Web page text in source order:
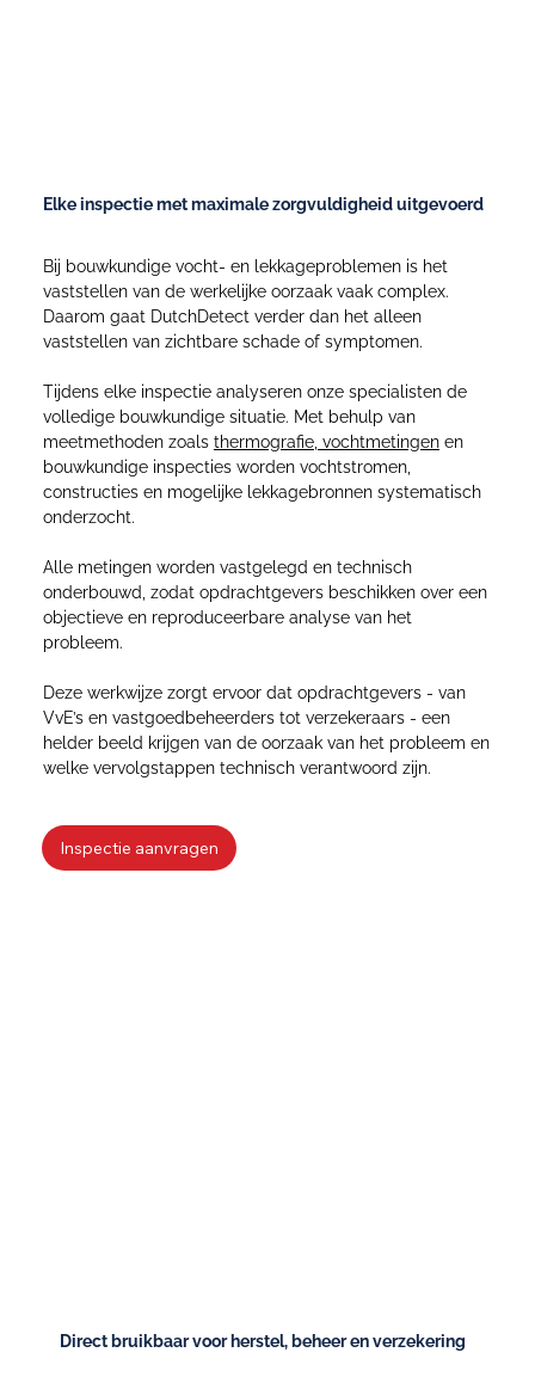
Elke inspectie met maximale zorgvuldigheid uitgevoerd
Bij bouwkundige vocht- en lekkageproblemen is het
vaststellen van de werkelijke oorzaak vaak complex.
Daarom gaat DutchDetect verder dan het alleen
vaststellen van zichtbare schade of symptomen.
Tijdens elke inspectie analyseren onze specialisten de
volledige bouwkundige situatie. Met behulp van
meetmethoden zoals thermografie, vochtmetingenen
bouwkundige inspecties worden vochtstromen,
constructies en mogelijke lekkagebronnen systematisch
onderzocht.
Alle metingen worden vastgelegd en technisch
onderbouwd, zodat opdrachtgevers beschikken over een
objectieve en reproduceerbare analyse van het
probleem.
Deze werkwijze zorgt ervoor dat opdrachtgevers - van
VvE’s en vastgoedbeheerders tot verzekeraars - een
helder beeld krijgen van de oorzaak van het probleem en
welke vervolgstappen technisch verantwoord zijn.
Inspectie aanvragen
Direct bruikbaar voor herstel, beheer en verzekering